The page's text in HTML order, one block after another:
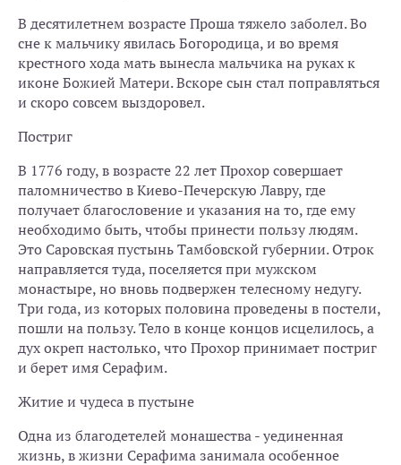
В десятилетнем возрасте Проша тяжело заболел. Во
сне к мальчику явилась Богородица, и во время
крестного хода мать вынесла мальчика на руках к
иконе Божией Матери. Вскоре сын стал поправляться
и скоро совсем выздоровел.
Постриг
В 1776 году, в возрасте 22 лет Прохор совершает
паломничество в Киево-Печерскую Лавру, где
получает благословение и указания на то, где ему
необходимо быть, чтобы принести пользу людям.
Это Саровская пустынь Тамбовской губернии. Отрок
направляется туда, поселяется при мужском
монастыре, но вновь подвержен телесному недугу.
Три года, из которых половина проведены в постели,
пошли на пользу. Тело в конце концов исцелилось, а
дух окреп настолько, что Прохор принимает постриг
и берет имя Серафим.
Житие и чудеса в пустыне
Одна из благодетелей монашества - уединенная
жизнь, в жизни Серафима занимала особенное